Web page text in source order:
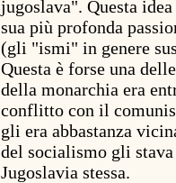
jugoslava". Questa
sua più profonda
(gli "ismi" in genere
Questa è forse una
della monarchia era
conflitto con il
gli era abbastanza
del socialismo gli
Jugoslavia stessa.